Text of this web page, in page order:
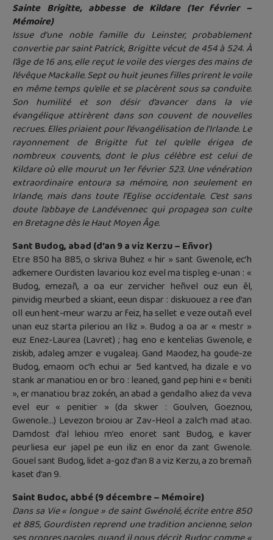
Sainte Brigitte, abbesse de Kildare (1er février –
Mémoire)
Issue d’une noble famille du Leinster, probablement
convertie par saint Patrick, Brigitte vécut de 454 à 524. À
l’âge de 16 ans, elle reçut le voile des vierges des mains de
l’évêque Mackalle. Sept ou huit jeunes filles prirent le voile
en même temps qu’elle et se placèrent sous sa conduite.
Son humilité et son désir d’avancer dans la vie
évangélique attirèrent dans son couvent de nouvelles
recrues. Elles priaient pour l’évangélisation de l’Irlande. Le
rayonnement de Brigitte fut tel qu’elle érigea de
nombreux couvents, dont le plus célèbre est celui de
Kildare où elle mourut un 1er février 523. Une vénération
extraordinaire entoura sa mémoire, non seulement en
Irlande, mais dans toute l’Eglise occidentale. C’est sans
doute l’abbaye de Landévennec qui propagea son culte
en Bretagne dès le Haut Moyen Âge.
Sant Budog, abad (d’an 9 a viz Kerzu – Eñvor)
Etre 850 ha 885, o skriva Buhez « hir » sant Gwenole, ec’h
adkemere Ourdisten lavariou koz evel ma tispleg e-unan : «
Budog, emezañ, a oa eur zervicher heñvel ouz eun êl,
pinvidig meurbed a skiant, eeun dispar : diskuouez a ree d’an
oll eun hent-meur warzu ar feiz, ha sellet e veze outañ evel
unan euz starta pileriou an Iliz ». Budog a oa ar « mestr »
euz Enez-Laurea (Lavret) ; hag eno e kentelias Gwenole, e
ziskib, adaleg amzer e vugaleaj. Gand Maodez, ha goude-ze
Budog, emaom oc’h echui ar 5ed kantved, ha dizale e vo
stank ar manatiou en or bro : leaned, gand pep hini e « beniti
», er manatiou braz zokén, an abad a gendalho aliez da veva
evel eur « penitier » (da skwer : Goulven, Goeznou,
Gwenole…) Levezon broiou ar Zav-Heol a zalc’h mad atao.
Damdost d’al lehiou m’eo enoret sant Budog, e kaver
peurliesa eur japel pe eun iliz en enor da zant Gwenole.
Gouel sant Budog, lidet a-goz d’an 8 a viz Kerzu, a zo bremañ
kaset d’an 9.
Saint Budoc, abbé (9 décembre – Mémoire)
Dans sa Vie « longue » de saint Gwénolé, écrite entre 850
et 885, Gourdisten reprend une tradition ancienne, selon